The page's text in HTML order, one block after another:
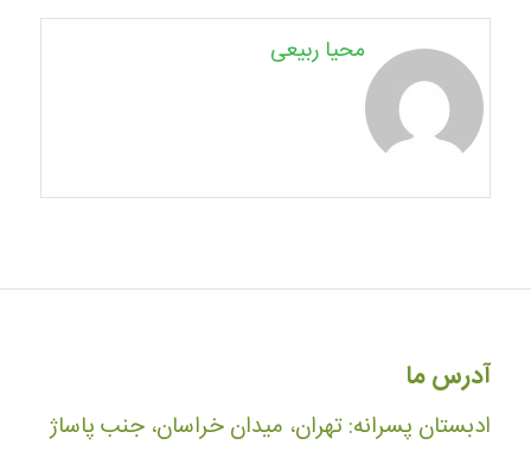
محیا ربیعی
آدرس ما
ادبستان پسرانه: تهران، میدان خراسان، جنب پاساژ